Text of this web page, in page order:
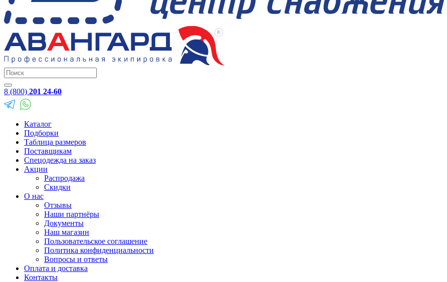
8 (800) 201 24-60
Каталог
Подборки
Таблица размеров
Поставщикам
Спецодежда на заказ
Акции
Распродажа
Скидки
О нас
Отзывы
Наши партнёры
Документы
Наш магазин
Пользовательское соглашение
Политика конфиденциальности
Вопросы и ответы
Оплата и доставка
Контакты